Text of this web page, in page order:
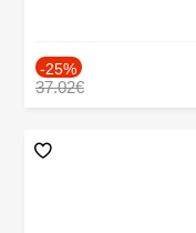
-25%
37.02€